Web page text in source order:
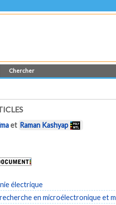
Chercher
et Raman Kashyap
électrique
en microélectronique et